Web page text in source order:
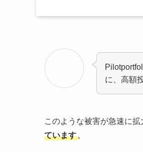
に、高額
このような被害が急速に拡
ています 。